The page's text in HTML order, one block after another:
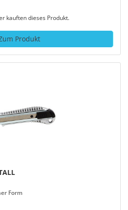
kauften dieses Produkt.
Produkt
Form